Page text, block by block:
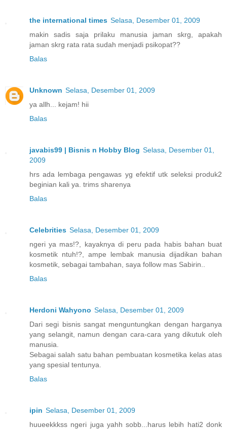
the international times Selasa, Desember 01, 2009
makin sadis saja prilaku manusia jaman skrg, apakah
jaman skrg rata rata sudah menjadi psikopat??
Balas
Unknown Selasa, Desember 01, 2009
ya allh... kejam! hii
Balas
javabis99 | Bisnis n Hobby Blog Selasa, Desember 01,
2009
hrs ada lembaga pengawas yg efektif utk seleksi produk2
beginian kali ya. trims sharenya
Balas
Celebrities Selasa, Desember 01, 2009
ngeri ya mas!?, kayaknya di peru pada habis bahan buat
kosmetik ntuh!?, ampe lembak manusia dijadikan bahan
kosmetik, sebagai tambahan, saya follow mas Sabirin..
Balas
Herdoni Wahyono Selasa, Desember 01, 2009
Dari segi bisnis sangat menguntungkan dengan harganya
yang selangit, namun dengan cara-cara yang dikutuk oleh
manusia.
Sebagai salah satu bahan pembuatan kosmetika kelas atas
yang spesial tentunya.
Balas
ipin Selasa, Desember 01, 2009
huueekkkss ngeri juga yahh sobb...harus lebih hati2 donk